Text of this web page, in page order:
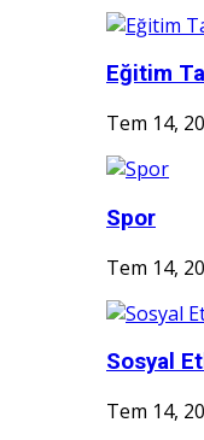
Eğitim
Tem 14,
Spor
Tem 14,
Sosyal
Tem 14,